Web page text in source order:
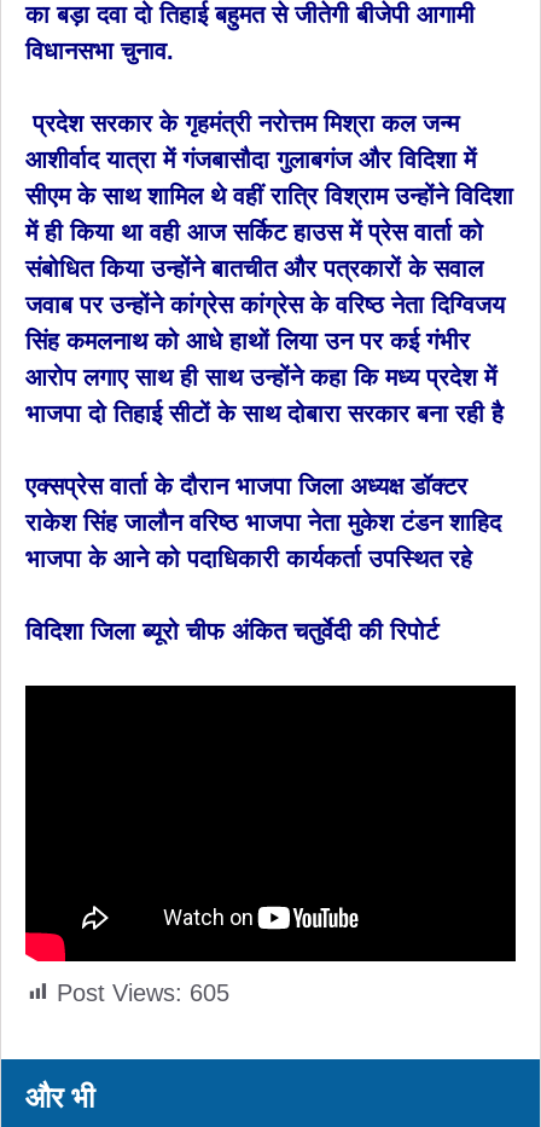
का बड़ा दवा दो तिहाई बहुमत से जीतेगी बीजेपी आगामी
विधानसभा चुनाव.
प्रदेश सरकार के गृहमंत्री नरोत्तम मिश्रा कल जन्म
आशीर्वाद यात्रा में गंजबासौदा गुलाबगंज और विदिशा में
सीएम के साथ शामिल थे वहीं रात्रि विश्राम उन्होंने विदिशा
में ही किया था वही आज सर्किट हाउस में प्रेस वार्ता को
संबोधित किया उन्होंने बातचीत और पत्रकारों के सवाल
जवाब पर उन्होंने कांग्रेस कांग्रेस के वरिष्ठ नेता दिग्विजय
सिंह कमलनाथ को आधे हाथों लिया उन पर कई गंभीर
आरोप लगाए साथ ही साथ उन्होंने कहा कि मध्य प्रदेश में
भाजपा दो तिहाई सीटों के साथ दोबारा सरकार बना रही है
एक्सप्रेस वार्ता के दौरान भाजपा जिला अध्यक्ष डॉक्टर
राकेश सिंह जालौन वरिष्ठ भाजपा नेता मुकेश टंडन शाहिद
भाजपा के आने को पदाधिकारी कार्यकर्ता उपस्थित रहे
विदिशा जिला ब्यूरो चीफ अंकित चतुर्वेदी की रिपोर्ट
Post Views: 605
और भी